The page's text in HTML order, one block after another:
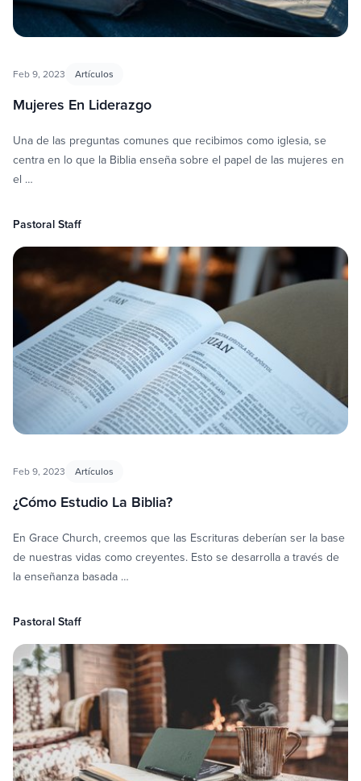
Feb 9, 2023 Artículos
Mujeres En Liderazgo
Una de las preguntas comunes que recibimos como iglesia, se
centra en lo que la Biblia enseña sobre el papel de las mujeres en
el …
Pastoral Staff
Feb 9, 2023 Artículos
¿Cómo Estudio La Biblia?
En Grace Church, creemos que las Escrituras deberían ser la base
de nuestras vidas como creyentes. Esto se desarrolla a través de
la enseñanza basada …
Pastoral Staff